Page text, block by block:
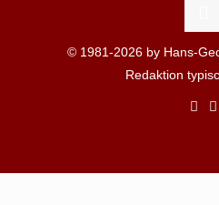
© 1981-2026 by Hans-
Redaktion